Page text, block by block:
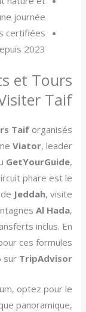
journée.
certifiées
2023.
et Tours
Taif
Taiforganisés
Viator, leader
GetYourGuide,
phare est le
Jeddah, visite
Al Hada,
inclus. En
ces formules
sur TripAdvisor
optez pour le
panoramique,